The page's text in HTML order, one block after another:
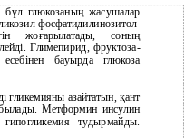
бұл глюкозаның жасушалар
фосфатидилинозитол-
жоғарылатады, соның
Глимепирид, фруктоза-
бауырда глюкоза
гликемияны азайтатын, қант
Метформин инсулин
тудырмайды.